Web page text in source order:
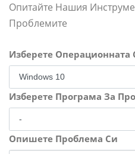
Опитайте Нашия
Проблемите
Изберете Операционната
Изберете Програма За
Опишете Проблема Си